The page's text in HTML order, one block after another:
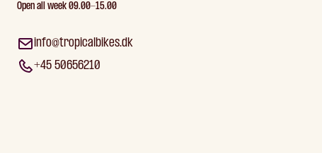
Open all week 09.00-15.00
info@tropicalbikes.dk
+45 50656210